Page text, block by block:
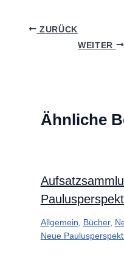
ZURÜCK
WEITER
Ähnliche
Allgemein Bücher,
Neue